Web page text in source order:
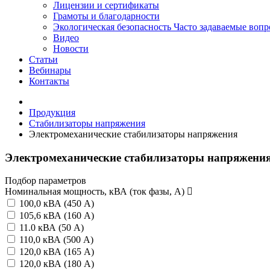
Лицензии и сертификаты
Грамоты и благодарности
Экологическая безопасность Часто задаваемые
Видео
Новости
Статьи
Вебинары
Контакты
Продукция
Стабилизаторы напряжения
Электромеханические стабилизаторы напряжения
Электромеханические стабилизаторы
Подбор параметров
Номинальная мощность, кВА (ток фазы, А)
100,0 кВА (450 А)
105,6 кВА (160 А)
11.0 кВА (50 А)
110,0 кВА (500 А)
120,0 кВА (165 А)
120,0 кВА (180 А)